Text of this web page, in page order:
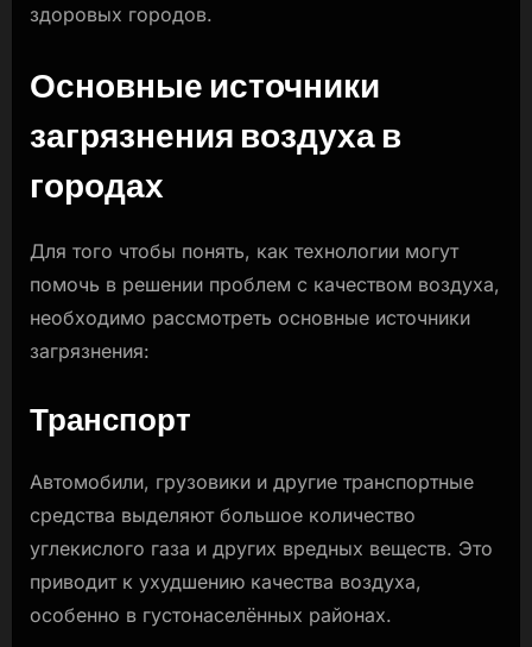
здоровых городов.
Основные источники
загрязнения воздуха в
городах
Для того чтобы понять, как технологии могут
помочь в решении проблем с качеством воздуха,
необходимо рассмотреть основные источники
загрязнения:
Транспорт
Автомобили, грузовики и другие транспортные
средства выделяют большое количество
углекислого газа и других вредных веществ. Это
приводит к ухудшению качества воздуха,
особенно в густонаселённых районах.